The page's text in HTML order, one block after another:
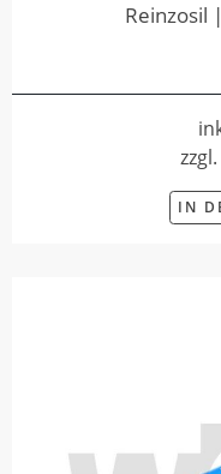
Reinzosil
IN